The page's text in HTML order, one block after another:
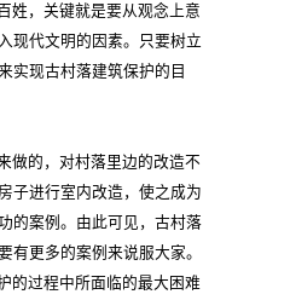
姓，关键就是要从观念上意
现代文明的因素。只要树立
实现古村落建筑保护的目
做的，对村落里边的改造不
子进行室内改造，使之成为
的案例。由此可见，古村落
有更多的案例来说服大家。
的过程中所面临的最大困难